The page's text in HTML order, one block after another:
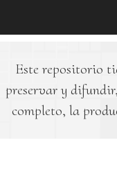
Este repositorio
preservar y
completo, la